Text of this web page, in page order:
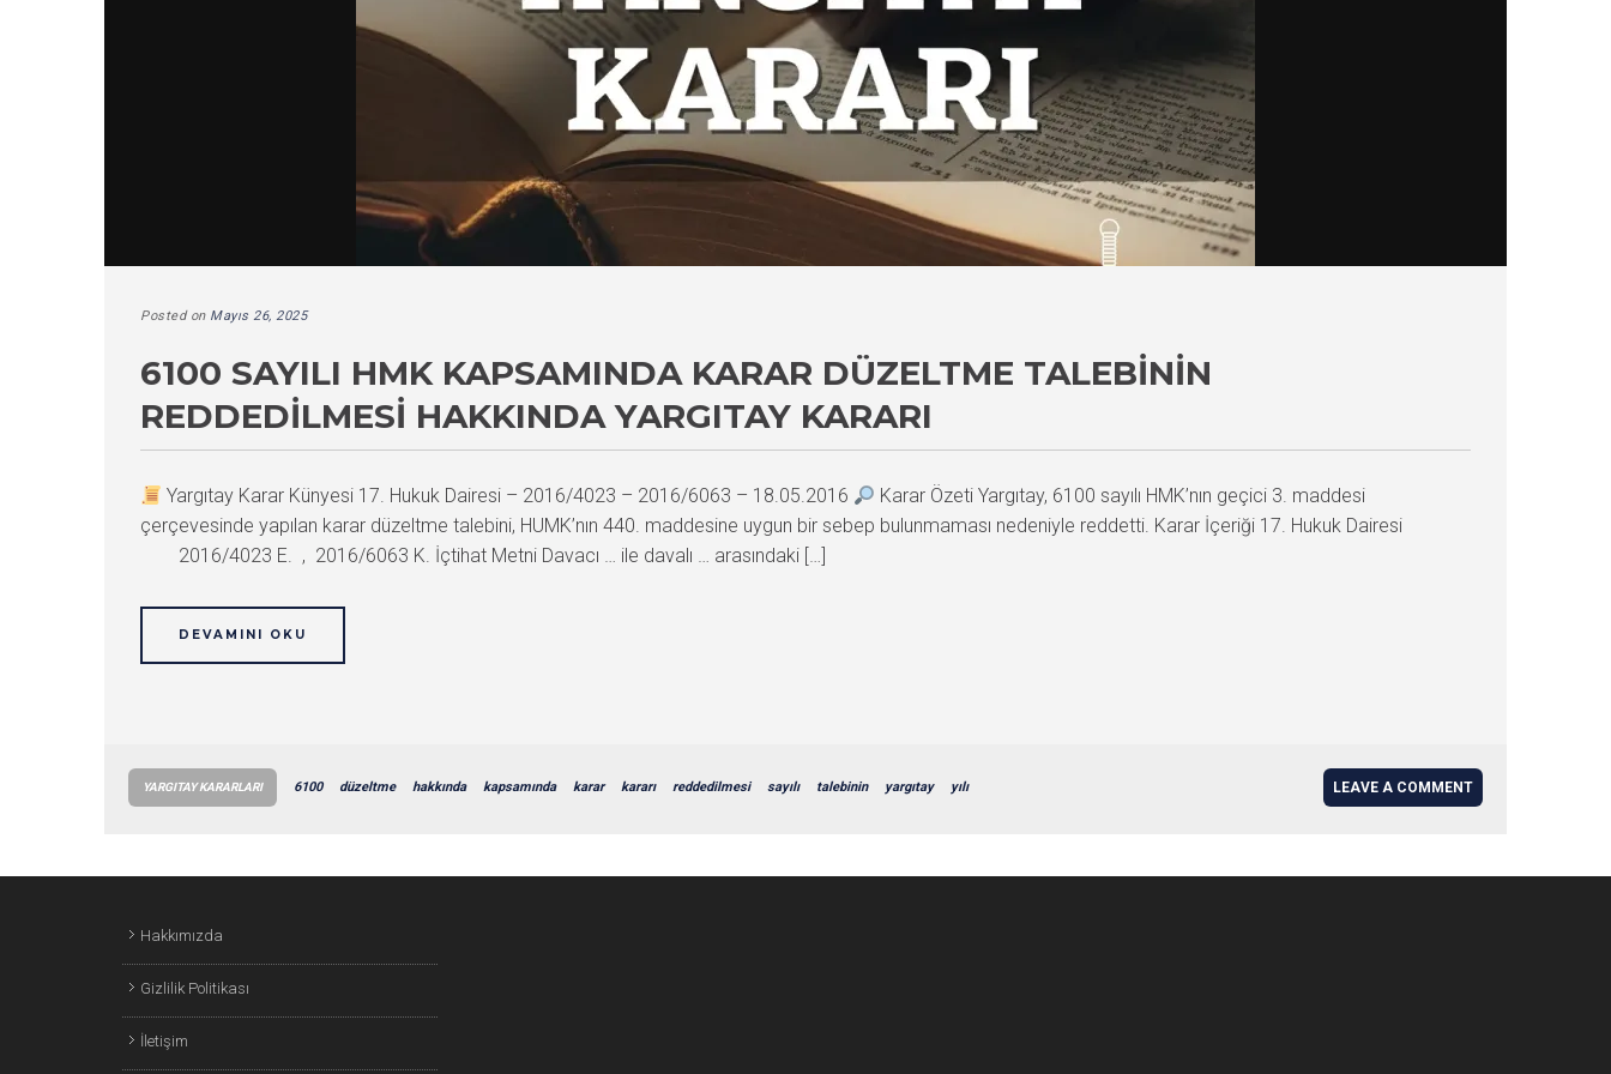
Posted on Mayıs 26, 2025
6100 SAYILI HMK KAPSAMINDA KARAR DÜZELTME TALEBININ
REDDEDILMESI HAKKINDA YARGITAY KARARI
Yargıtay Karar Künyesi 17. Hukuk Dairesi – 2016/4023 – 2016/6063 – 18.05.2016
Karar Özeti Yargıtay, 6100 sayılı HMK’nın geçici 3. maddesi
çerçevesinde yapılan karar düzeltme talebini, HUMK’nın 440. maddesine uygun bir sebep bulunmaması nedeniyle reddetti. Karar İçeriği 17. Hukuk Dairesi
2016/4023 E. , 2016/6063 K. İçtihat Metni Davacı … ile davalı … arasındaki […]
DEVAMINI OKU
YARGITAY KARARLARI 6100 düzeltme hakkında kapsamında karar kararı reddedilmesi sayılı talebinin yargıtay yılı LEAVE A COMMENT
Hakkımızda
Gizlilik Politikası
İletişim